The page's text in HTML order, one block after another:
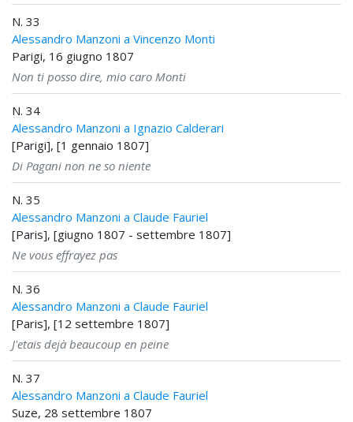
N. 33
Alessandro Manzoni a Vincenzo Monti
Parigi, 16 giugno 1807
Non ti posso dire, mio caro Monti
N. 34
Alessandro Manzoni a Ignazio Calderari
[Parigi], [1 gennaio 1807]
Di Pagani non ne so niente
N. 35
Alessandro Manzoni a Claude Fauriel
[Paris], [giugno 1807 - settembre 1807]
Ne vous effrayez pas
N. 36
Alessandro Manzoni a Claude Fauriel
[Paris], [12 settembre 1807]
J'etais dejà beaucoup en peine
N. 37
Alessandro Manzoni a Claude Fauriel
Suze, 28 settembre 1807